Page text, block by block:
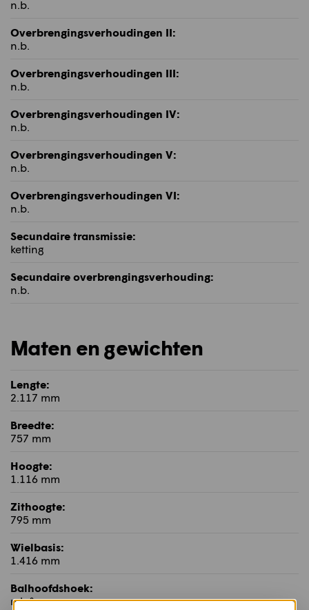
n.b.
Overbrengingsverhoudingen II:
n.b.
Overbrengingsverhoudingen III:
n.b.
Overbrengingsverhoudingen IV:
n.b.
Overbrengingsverhoudingen V:
n.b.
Overbrengingsverhoudingen VI:
n.b.
Secundaire transmissie:
ketting
Secundaire overbrengingsverhouding:
n.b.
Maten en gewichten
Lengte:
2.117 mm
Breedte:
757 mm
Hoogte:
1.116 mm
Zithoogte:
795 mm
Wielbasis:
1.416 mm
Balhoofdshoek:
n.b.°